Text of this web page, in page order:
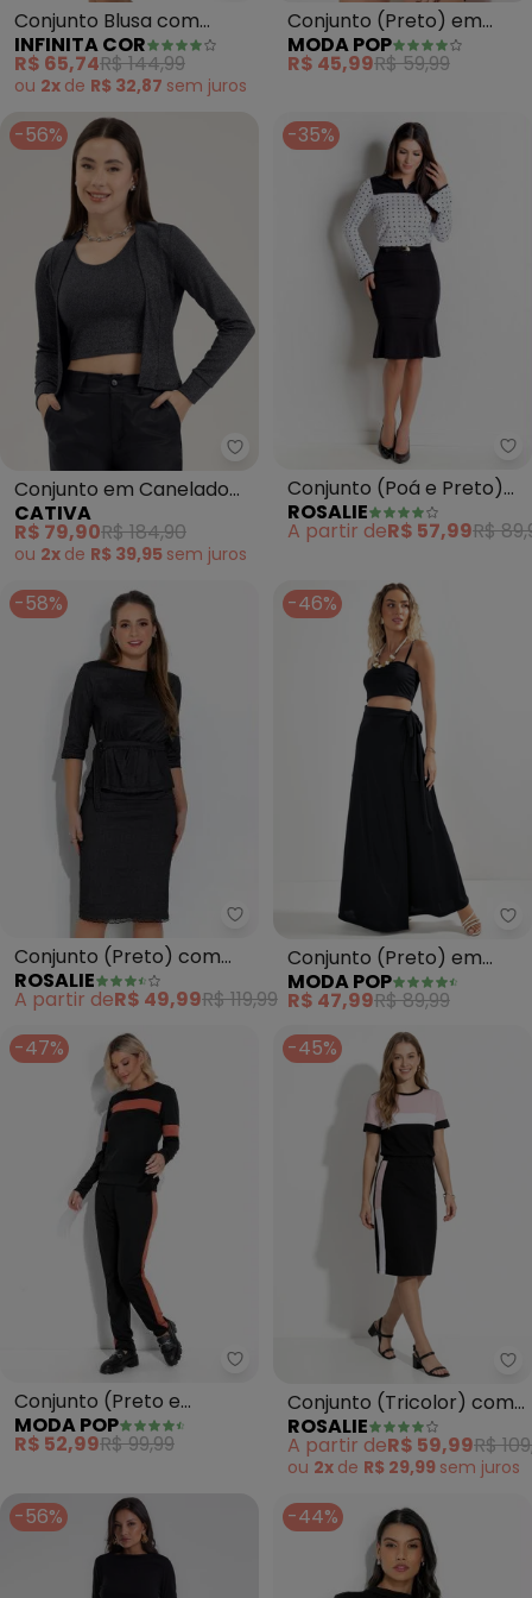
Conjunto Blusa com
Shorts (Preto)
INFINITA COR
R$ 65,74R$ 144,99
ou 2x de R$ 32,87 sem juros
Conjunto (Preto) em
Malha
MODA POP
R$ 45,99R$ 59,99
-56%
Conjunto em Canelado
com Brilho (Preto)
CATIVA
R$ 79,90R$ 184,90
ou 2x de R$ 39,95 sem juros
-35%
Conjunto (Poá e Preto)
com Babados
ROSALIE
A partir deR$ 57,99R$
-58%
Rosalie - Conjunto (Preto) com
Conjunto (Preto) com
Renda
ROSALIE
A partir deR$ 49,99R$ 119,99
-46%
Conjunto (Preto) em
Malha
MODA POP
R$ 47,99R$ 89,99
-47%
Moda Pop - Conjunto (Preto e
Conjunto (Preto e
Marrom) com Blusa e
Calça
MODA POP
R$ 52,99R$ 99,99
-45%
Conjunto (Tricolor) com
Recortes
ROSALIE
A partir deR$ 59,99R$
ou 2x de R$ 29,99 sem juros
-56% -44%